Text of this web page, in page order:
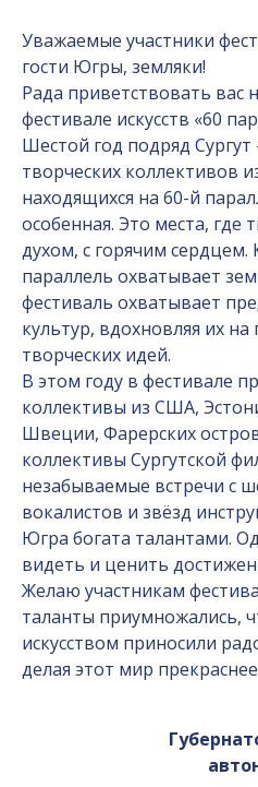
Уважаемые участники
гости Югры, земляки!
Рада приветствовать
фестивале искусств «60
Шестой год подряд Сургут
творческих коллективов
находящихся на 60-й
особенная. Это места, где
духом, с горячим сердцем.
параллель охватывает
фестиваль охватывает
культур, вдохновляя их
творческих идей.
В этом году в фестивале
коллективы из США,
Швеции, Фарерских
коллективы Сургутской
незабываемые встречи с
вокалистов и звёзд
Югра богата талантами.
видеть и ценить
Желаю участникам
таланты приумножались,
искусством приносили
делая этот мир